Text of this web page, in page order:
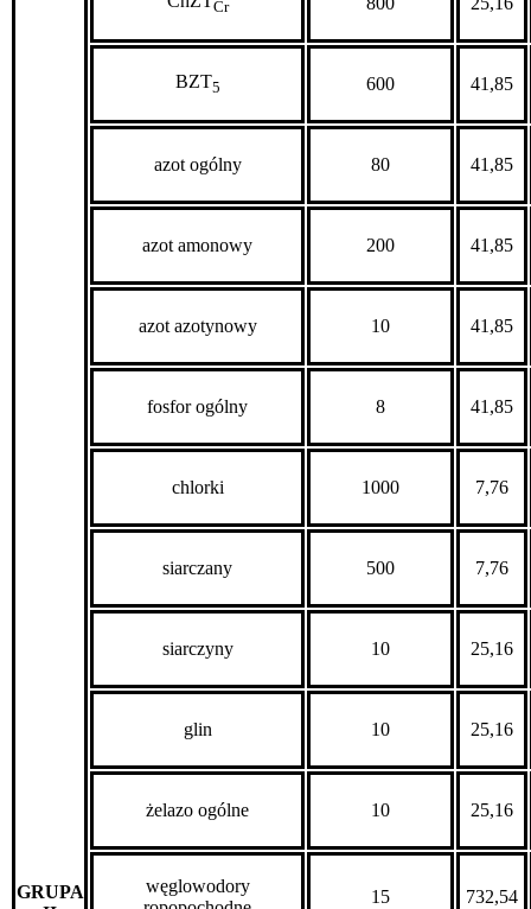
GRUPA
Cr
BZT5 600 41,85
azot ogólny 80 41,85
azot amonowy 200 41,85
azot azotynowy 10 41,85
fosfor ogólny 8 41,85
chlorki 1000 7,76
siarczany 500 7,76
siarczyny 10 25,16
glin 10 25,16
żelazo ogólne 10 25,16
węglowodory
15 732,54